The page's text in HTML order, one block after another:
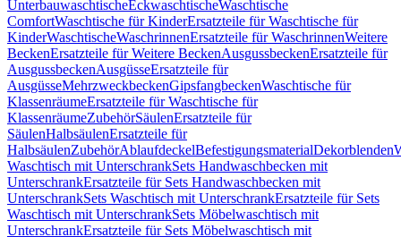
UnterbauwaschtischeEckwaschtischeWaschtische
ComfortWaschtische für KinderErsatzteile für Waschtische für
KinderWaschtischeWaschrinnenErsatzteile für WaschrinnenWeitere
BeckenErsatzteile für Weitere BeckenAusgussbeckenErsatzteile für
AusgussbeckenAusgüsseErsatzteile für
AusgüsseMehrzweckbeckenGipsfangbeckenWaschtische für
KlassenräumeErsatzteile für Waschtische für
KlassenräumeZubehörSäulenErsatzteile für
SäulenHalbsäulenErsatzteile für
HalbsäulenZubehörAblaufdeckelBefestigungsmaterialDekorblenden
Waschtisch mit UnterschrankSets Handwaschbecken mit
UnterschrankErsatzteile für Sets Handwaschbecken mit
UnterschrankSets Waschtisch mit UnterschrankErsatzteile für Sets
Waschtisch mit UnterschrankSets Möbelwaschtisch mit
UnterschrankErsatzteile für Sets Möbelwaschtisch mit